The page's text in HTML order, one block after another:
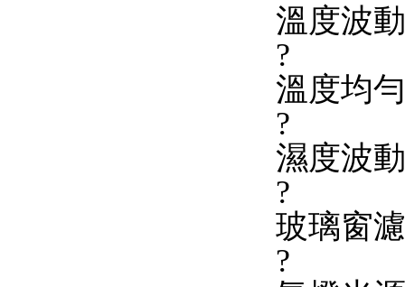
溫度波
?
溫度均
?
濕度波
?
玻璃窗
?